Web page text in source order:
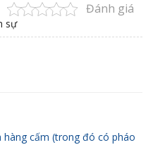
Đánh giá
sự
cấm (trong đó có pháo